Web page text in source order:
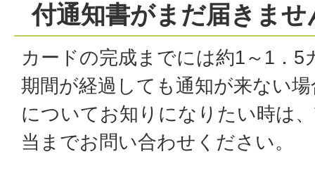
付通知書がまだ届きませ
カードの完成までには約1～1．
期間が経過しても通知が来ない
についてお知りになりたい時は
当までお問い合わせください。